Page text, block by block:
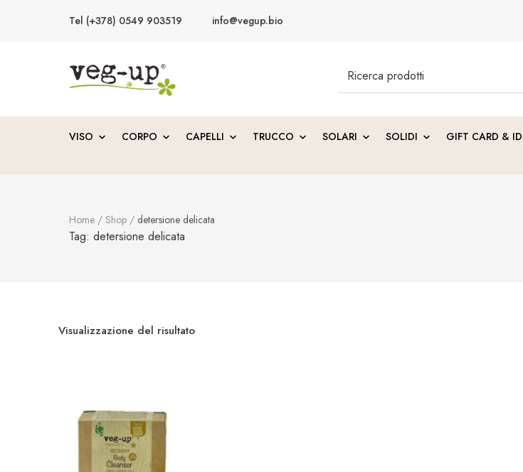
Tel (+378) 0549 903519 info@vegup.bio
VegUp.bio
Search
for:
VISO CORPO CAPELLI TRUCCO SOLARI SOLIDI GIFT CARD &
Home / Shop / detersione delicata
Tag: detersione delicata
Visualizzazione del risultato